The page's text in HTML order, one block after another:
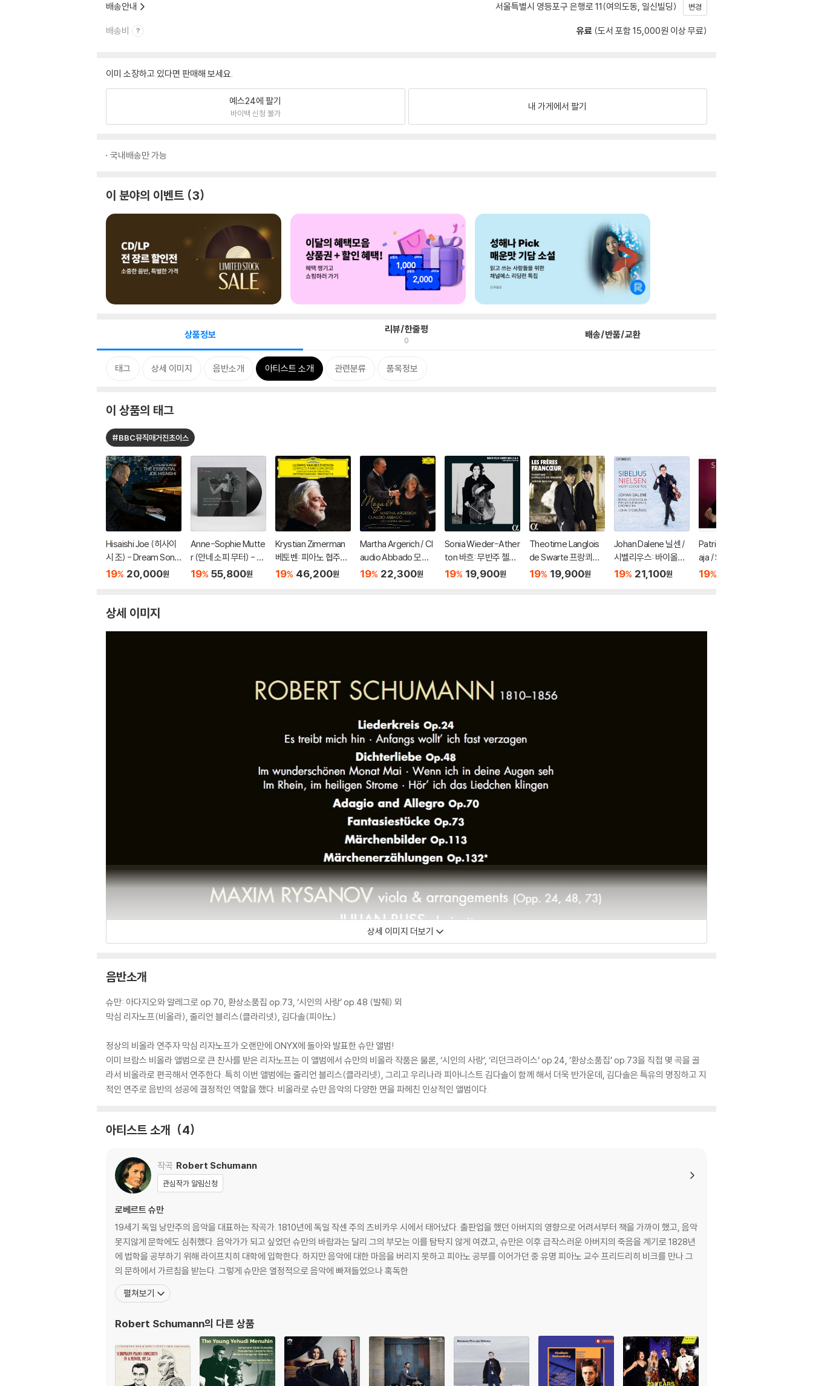
배송안내 서울특별시 영등포구 은행로 11(여의도동, 일신빌딩) 변경
배송비 유료 (도서 포함 15,000원 이상 무료)
이미 소장하고 있다면 판매해 보세요.
예스24에 팔기
바이백 신청 불가
내 가게에서 팔기
국내배송만 가능
이 분야의 이벤트 3
상품정보 리뷰/한줄평
0 배송/반품/교환
태그 상세 이미지 음반소개 아티스트 소개 관련분류 품목정보
이 상품의 태그
#BBC뮤직매거진초이스
Hisaishi Joe (히사이
시 조) - Dream Song
s: The Essential Joe
19% 20,000원
Anne-Sophie Mutte
r (안네 소피 무터) - Ea
st Meets West [2L
19% 55,800원
Krystian Zimerman
베토벤: 피아노 협주곡
전곡 - 크리스티안 지
19% 46,200원
Martha Argerich / Cl
audio Abbado 모차
르트: 피아노 협주곡 2
19% 22,300원
Sonia Wieder-Ather
ton 바흐: 무반주 첼로
모음곡 5, 6번 - 소니아
19% 19,900원
Theotime Langlois
de Swarte 프랑쾨르 /
르벨: 바이올린과 하프
19% 19,900원
Johan Dalene 닐센 /
시벨리우스: 바이올린
협주곡 - 유한 달레네
19% 21,100원
Patricia Kopatchinsk
aja / Sol Gabetta 파
트리샤 코파친스카야,
19%
상세 이미지
상세 이미지 더보기
음반소개
슈만: 아다지오와 알레그로 op.70, 환상소품집 op.73, ‘시인의 사랑’ op.48 (발췌) 외
막심 리자노프(비올라), 줄리언 블리스(클라리넷), 김다솔(피아노)
정상의 비올라 연주자 막심 리자노프가 오랜만에 ONYX에 돌아와 발표한 슈만 앨범!
이미 브람스 비올라 앨범으로 큰 찬사를 받은 리자노프는 이 앨범에서 슈만의 비올라 작품은 물론, ‘시인의 사랑’, ‘리던크라이스’ op.24, ‘환상소품집’ op.73을 직접 몇 곡을 골
라서 비올라로 편곡해서 연주한다. 특히 이번 앨범에는 줄리언 블리스(클라리넷), 그리고 우리나라 피아니스트 김다솔이 함께 해서 더욱 반가운데, 김다솔은 특유의 명징하고 지
적인 연주로 음반의 성공에 결정적인 역할을 했다. 비올라로 슈만 음악의 다양한 면을 파헤친 인상적인 앨범이다.
아티스트 소개 4
작곡 Robert Schumann
관심작가 알림신청
로베르트 슈만
19세기 독일 낭만주의 음악을 대표하는 작곡가. 1810년에 독일 작센 주의 츠비카우 시에서 태어났다. 출판업을 했던 아버지의 영향으로 어려서부터 책을 가까이 했고, 음악
못지않게 문학에도 심취했다. 음악가가 되고 싶었던 슈만의 바람과는 달리 그의 부모는 이를 탐탁지 않게 여겼고, 슈만은 이후 급작스러운 아버지의 죽음을 계기로 1828년
에 법학을 공부하기 위해 라이프치히 대학에 입학한다. 하지만 음악에 대한 마음을 버리지 못하고 피아노 공부를 이어가던 중 유명 피아노 교수 프리드리히 비크를 만나 그
의 문하에서 가르침을 받는다. 그렇게 슈만은 열정적으로 음악에 빠져들었으나 혹독한
펼쳐보기
Robert Schumann의 다른 상품